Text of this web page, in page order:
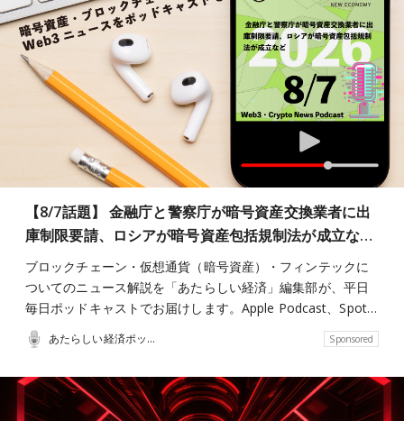
【8/7話題】 金融庁と警察庁が暗号資産交換業者に出
庫制限要請、ロシアが暗号資産包括規制法が成立な…
ブロックチェーン・仮想通貨（暗号資産）・フィンテックに
ついてのニュース解説を「あたらしい経済」編集部が、平日
毎日ポッドキャストでお届けします。Apple Podcast、Spot…
あたらしい経済ポッドキャスト Sponsored